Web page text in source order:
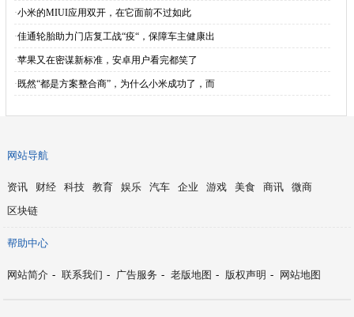
·小米的MIUI应用双开，在它面前不过如此
·佳通轮胎助力门店复工战“疫“，保障车主健康出
·苹果又在密谋新标准，安卓用户看完都笑了
·既然“都是方案整合商”，为什么小米成功了，而
网站导航
资讯 财经 科技 教育 娱乐 汽车 企业 游戏 美食 商讯
微商
区块链
帮助中心
网站简介 - 联系我们 - 广告服务 - 老版地图 - 版权声明 - 网站地图